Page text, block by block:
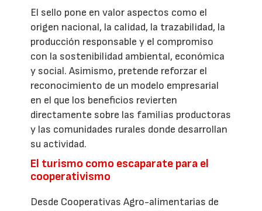
El sello pone en valor aspectos como el
origen nacional, la calidad, la trazabilidad, la
producción responsable y el compromiso
con la sostenibilidad ambiental, económica
y social. Asimismo, pretende reforzar el
reconocimiento de un modelo empresarial
en el que los beneficios revierten
directamente sobre las familias productoras
y las comunidades rurales donde desarrollan
su actividad.
El turismo como escaparate para el
cooperativismo
Desde Cooperativas Agro-alimentarias de